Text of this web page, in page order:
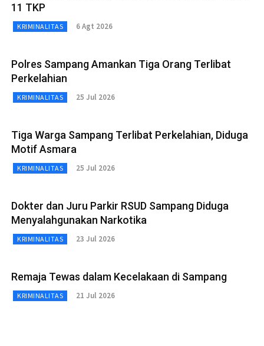
11 TKP
KRIMINALITAS 6 Agt 2026
Polres Sampang Amankan Tiga Orang Terlibat
Perkelahian
KRIMINALITAS 25 Jul 2026
Tiga Warga Sampang Terlibat Perkelahian, Diduga
Motif Asmara
KRIMINALITAS 25 Jul 2026
Dokter dan Juru Parkir RSUD Sampang Diduga
Menyalahgunakan Narkotika
KRIMINALITAS 23 Jul 2026
Remaja Tewas dalam Kecelakaan di Sampang
KRIMINALITAS 21 Jul 2026